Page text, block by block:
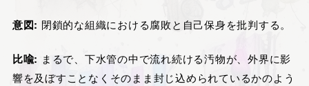
意図: 閉鎖的な組織における腐敗と自己保身を批判する。
比喩: まるで、下水管の中で流れ続ける汚物が、外界に影
響を及ぼすことなくそのまま封じ込められているかのよう